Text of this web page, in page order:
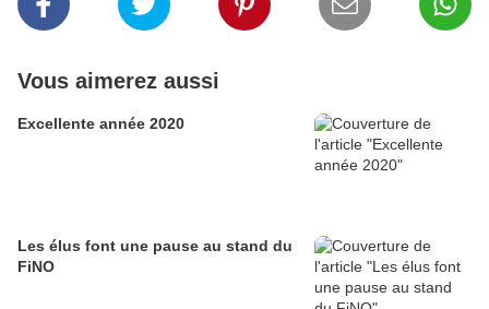
Vous aimerez aussi
Excellente année 2020
Les élus font une pause au stand du
FiNO